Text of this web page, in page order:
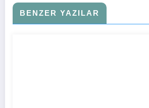
BENZER YAZILAR